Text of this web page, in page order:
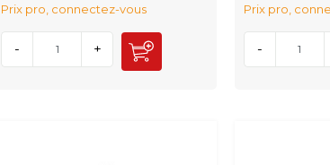
Prix pro, connectez-vous
- +
Prix pro,
-